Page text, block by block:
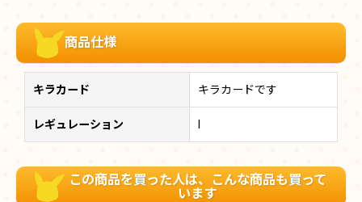
商品仕様
キラカード キラカードです
レギュレーション
この商品を買った人は、こんな商品も買って
います